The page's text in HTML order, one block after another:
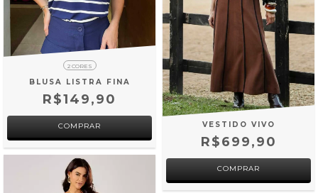
2 CORES
BLUSA LISTRA FINA
R$149,90
COMPRAR VESTIDO VIVO
R$699,90
COMPRAR